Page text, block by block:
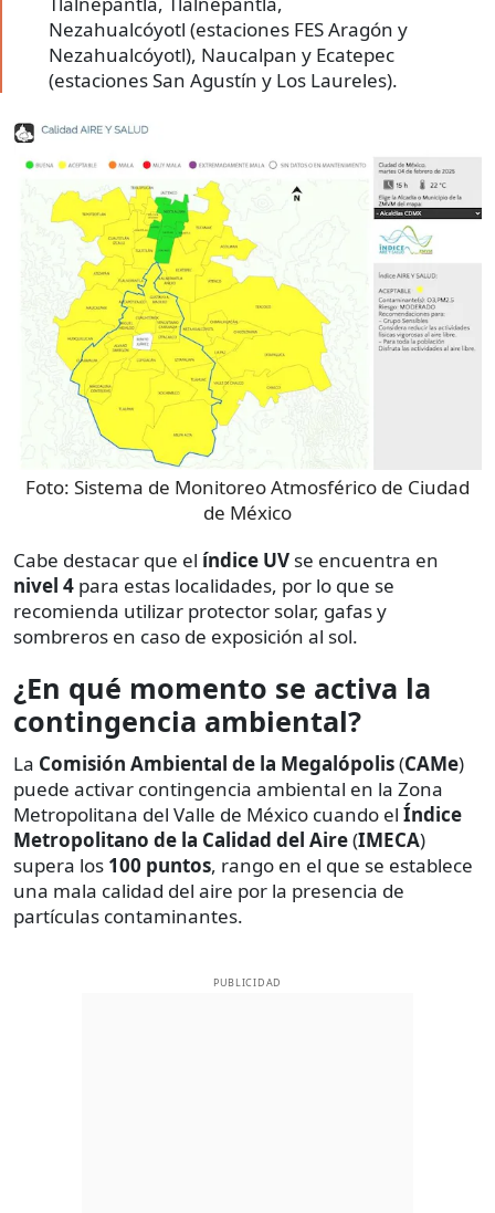
Nezahualcóyotl (estaciones FES Aragón y
Nezahualcóyotl), Naucalpan y Ecatepec
(estaciones San Agustín y Los Laureles).
Foto: Sistema de Monitoreo Atmosférico de Ciudad
de México
Cabe destacar que el índice UV se encuentra en
nivel 4 para estas localidades, por lo que se
recomienda utilizar protector solar, gafas y
sombreros en caso de exposición al sol.
¿En qué momento se activa la
contingencia ambiental?
La Comisión Ambiental de la Megalópolis(CAMe)
puede activar contingencia ambiental en la Zona
Metropolitana del Valle de México cuando el Índice
Metropolitano de la Calidad del Aire(IMECA)
supera los 100 puntos, rango en el que se establece
una mala calidad del aire por la presencia de
partículas contaminantes.
PUBLICIDAD